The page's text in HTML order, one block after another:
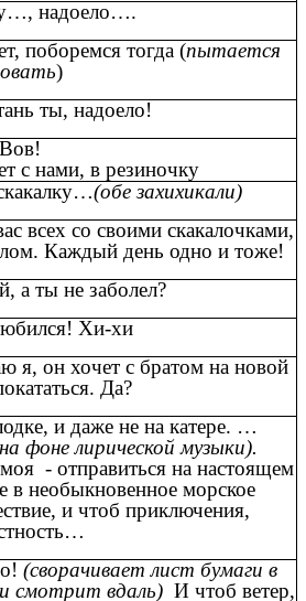
надоело….
поборемся тогда (пытается
)
ты, надоело!
с нами, в резиночку
(обе захихикали)
всех со своими скакалочками,
Каждый день одно и тоже!
а ты не заболел?
Хи-хи
я, он хочет с братом на новой
Да?
и даже не на катере. …
фоне лирической музыки).
- отправиться на настоящем
в необыкновенное морское
и чтоб приключения,
(сворачивает лист бумаги в
смотрит вдаль) И чтоб ветер,